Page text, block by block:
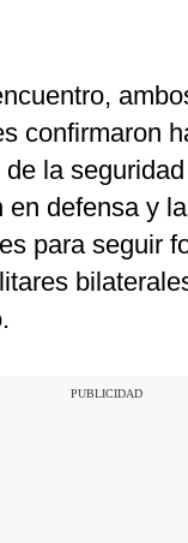
confirmaron
la
en defensa y
para seguir